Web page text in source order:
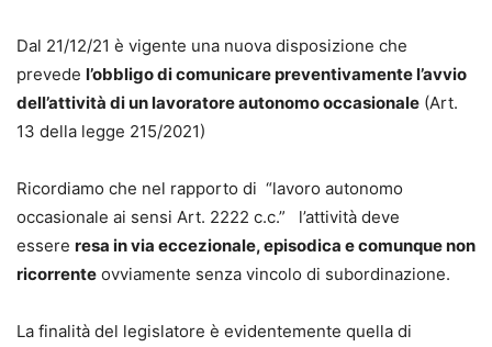
Dal 21/12/21 è vigente una nuova disposizione che
prevede l’obbligo di comunicare preventivamente l’avvio
dell’attività di un lavoratore autonomo occasionale (Art.
13 della legge 215/2021)
Ricordiamo che nel rapporto di “lavoro autonomo
occasionale ai sensi Art. 2222 c.c.” l’attività deve
essere resa in via eccezionale, episodica e comunque non
ricorrente ovviamente senza vincolo di subordinazione.
La finalità del legislatore è evidentemente quella di